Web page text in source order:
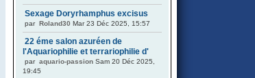
Sexage Doryrhamphus excisus
par Roland30 Mar 23 Déc 2025, 15:57
22 éme salon azuréen de
l'Aquariophilie et terrariophilie d'
par aquario-passion Sam 20 Déc 2025,
19:45